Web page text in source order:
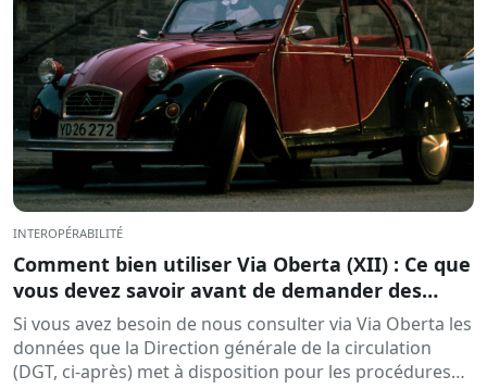
INTEROPÉRABILITÉ
Comment bien utiliser Via Oberta (XII) : Ce que
vous devez savoir avant de demander des
données à la DGT pour les procédures de
sanction
Si vous avez besoin de nous consulter via Via Oberta les
données que la Direction générale de la circulation
(DGT, ci-après) met à disposition pour les procédures